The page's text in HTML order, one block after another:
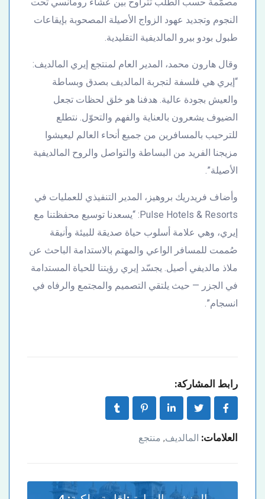
النجوم وتجديد عهود الزواج الأصيلة المصحوبة بإيقاعات
طبول بودو بيرو المالديفية التقليدية.
وقال هارون محمد، المدير العام لمنتجع إيري المالديف:
“إيري هي فلسفة لتجربة المالديف بصدق وبساطة
والعيش بجودة عالية. هدفنا هو خلق لحظات تجعل
الضيوف يشعرون بالعناية والفهم والتحوّل. نتطلع
للترحيب بالمسافرين من جميع أنحاء العالم ليعيشوا
مزيجنا الفريد من البساطة والتواصل والروح المالديفية
الأصيلة”.
وأضاف فريدريك بروهيز، المدير التنفيذي للعمليات في
Pulse Hotels & Resorts: “يسعدنا توسيع محفظتنا مع
إيري، وهي علامة أسلوب حياة صديقة للبيئة وأنيقة
صُممت للمسافر الواعي والمهتم بالاستدامة الباحث عن
ملاذ مالديفي أصيل. يجسّد إيري رؤيتنا للحياة المستدامة
في الجزر — حيث يلتقي التصميم والمجتمع والرفاه في
انسجام”.
رابط المشاركة:
العلامات: المالديف, منتجع